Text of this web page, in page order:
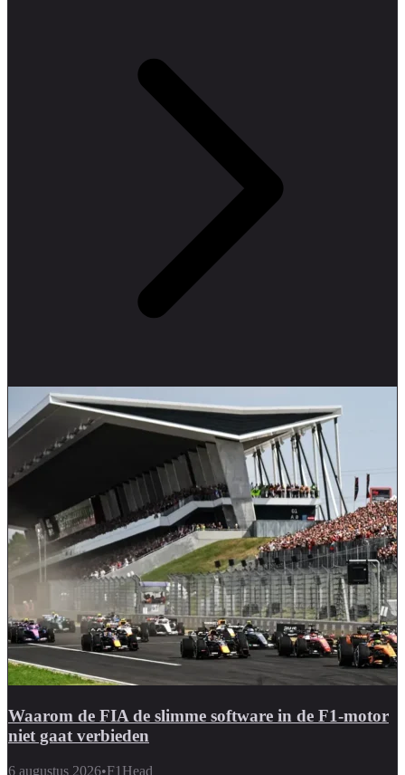
Waarom de FIA de slimme software in de F1-motor
niet gaat verbieden
6 augustus 2026•F1Head